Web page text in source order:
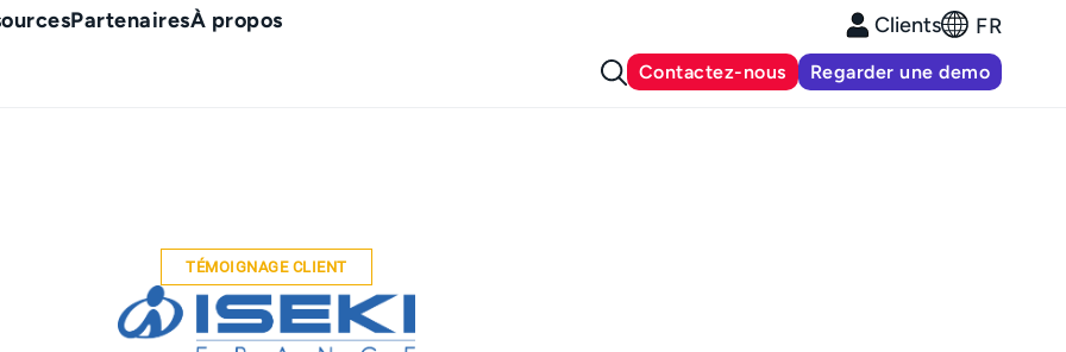
PartenairesÀ propos Clients FR
Contactez-nous Regarder une demo
TÉMOIGNAGE CLIENT